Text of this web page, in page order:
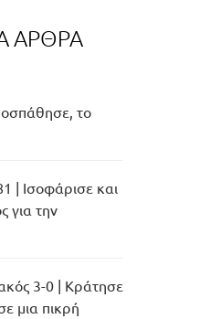
ΑΡΘΡΑ
το
| Ισοφάρισε και
για την
3-0 | Κράτησε
μια πικρή